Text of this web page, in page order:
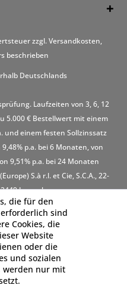
zzgl.Versandkosten,
beschrieben
Deutschlands
Laufzeiten von 3, 6, 12
5.000 € Bestellwert mit einem
und einem festen Sollzinssatz
p.a. bei 6 Monaten, von
9,51% p.a. bei 24 Monaten
S.à r.l. et Cie, S.C.A., 22-
Luxembourg
die für den
sind
Cookies, die
Website
oder die
und sozialen
werden nur mit